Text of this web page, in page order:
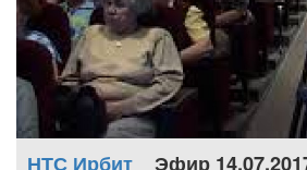
НТС Ирбит Эфир